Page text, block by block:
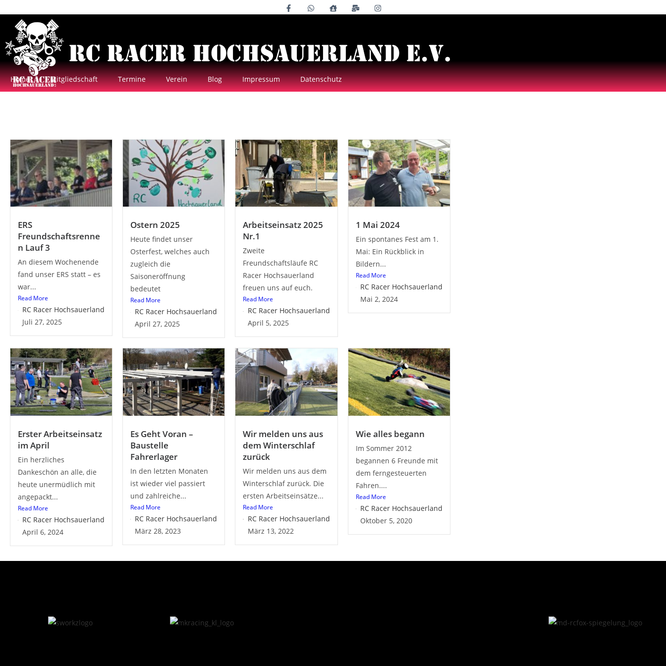
Home Mitgliedschaft Termine Verein Blog Impressum Datenschutz
ERS
Freundschaftsrenne
n Lauf 3
An diesem Wochenende
fand unser ERS statt – es
war...
Read More
RC Racer Hochsauerland
Juli 27, 2025
Ostern 2025
Heute findet unser
Osterfest, welches auch
zugleich die
Saisoneröffnung
bedeutet
Read More
RC Racer Hochsauerland
April 27, 2025
Arbeitseinsatz 2025
Nr.1
Zweite
Freundschaftsläufe RC
Racer Hochsauerland
freuen uns auf euch.
Read More
RC Racer Hochsauerland
April 5, 2025
1 Mai 2024
Ein spontanes Fest am 1.
Mai: Ein Rückblick in
Bildern...
Read More
RC Racer Hochsauerland
Mai 2, 2024
Erster Arbeitseinsatz
im April
Ein herzliches
Dankeschön an alle, die
heute unermüdlich mit
angepackt...
Read More
RC Racer Hochsauerland
April 6, 2024
Es Geht Voran –
Baustelle
Fahrerlager
In den letzten Monaten
ist wieder viel passiert
und zahlreiche...
Read More
RC Racer Hochsauerland
März 28, 2023
Wir melden uns aus
dem Winterschlaf
zurück
Wir melden uns aus dem
Winterschlaf zurück. Die
ersten Arbeitseinsätze...
Read More
RC Racer Hochsauerland
März 13, 2022
Wie alles begann
Im Sommer 2012
begannen 6 Freunde mit
dem ferngesteuerten
Fahren....
Read More
RC Racer Hochsauerland
Oktober 5, 2020